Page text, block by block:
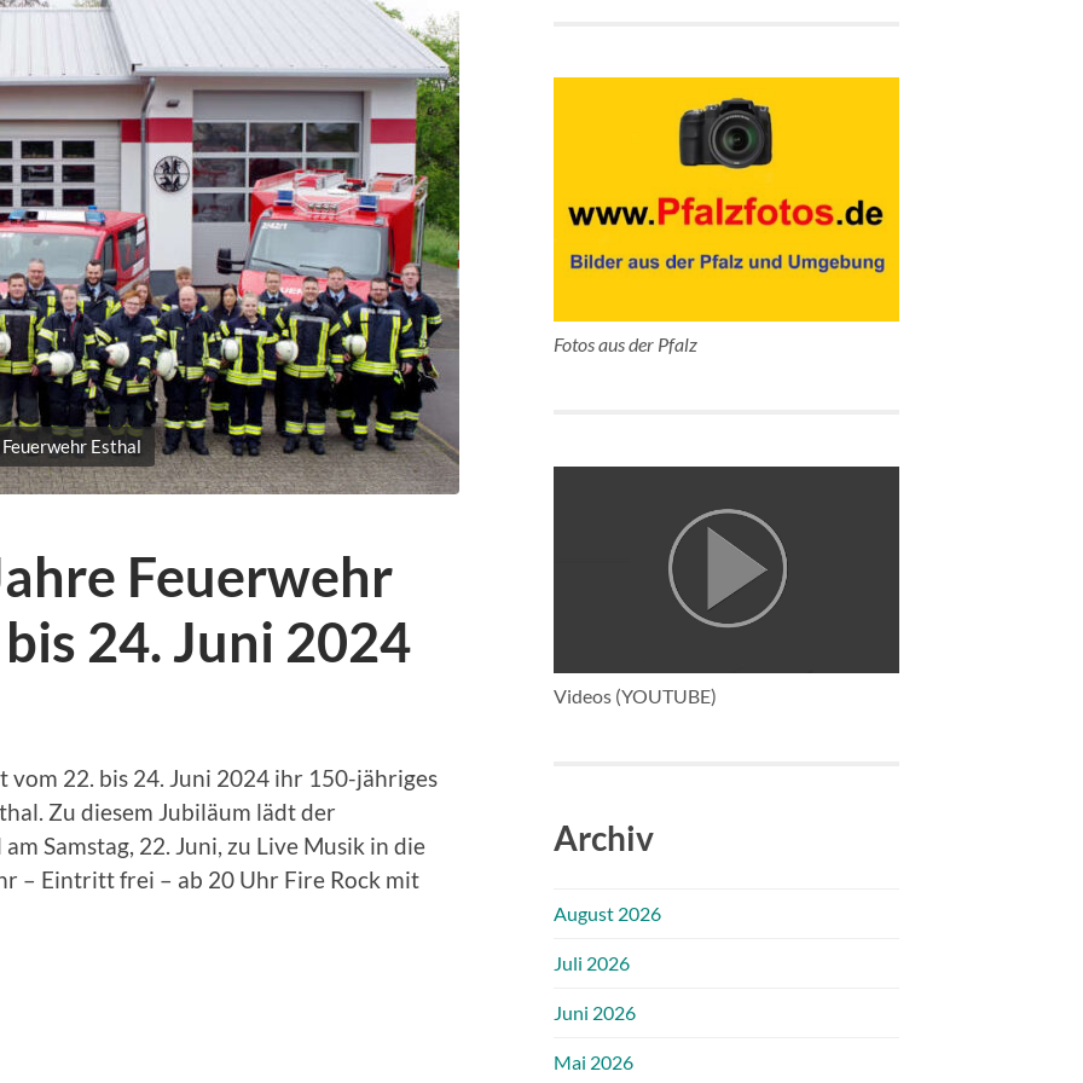
Esthal
Feuerwehr
24. Juni 2024
vom 22. bis 24. Juni 2024 ihr 150-jähriges
Zu diesem Jubiläum lädt der
Samstag, 22. Juni, zu Live Musik in die
– Eintritt frei – ab 20 Uhr Fire Rock mit
Fotos aus der Pfalz
Videos (YOUTUBE)
Archiv
August 2026
Juli 2026
Juni 2026
Mai 2026